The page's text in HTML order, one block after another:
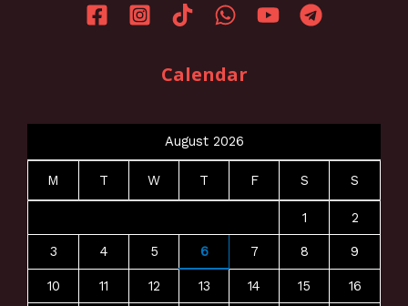
Calendar
August 2026
M T W T F S S
1 2
3 4 5 6 7 8 9
10 11 12 13 14 15 16